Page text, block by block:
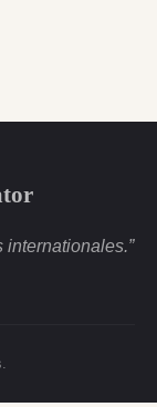
internationales.”